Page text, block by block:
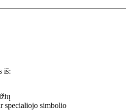
iš:
specialiojo simbolio